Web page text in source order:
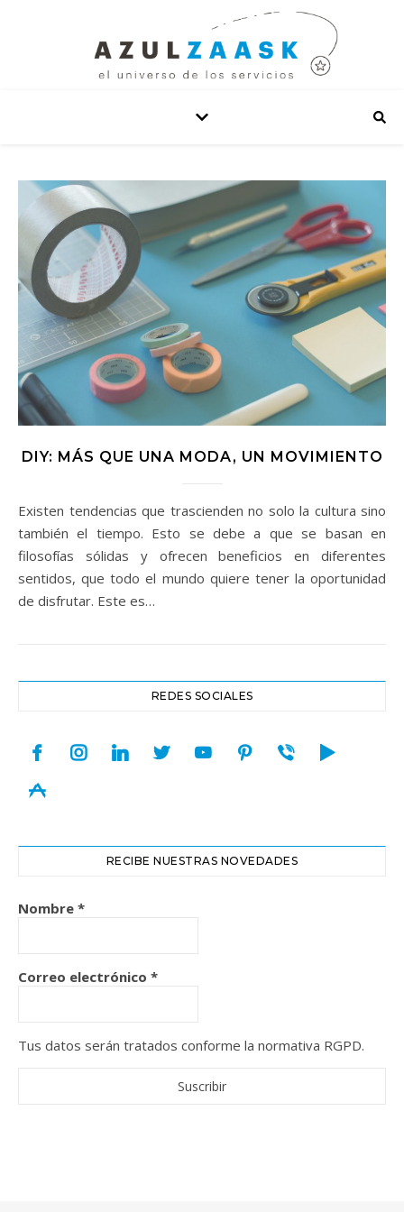
DIY: MÁS QUE UNA MODA, UN MOVIMIENTO
Existen tendencias que trascienden no solo la cultura sino
también el tiempo. Esto se debe a que se basan en
filosofías sólidas y ofrecen beneficios en diferentes
sentidos, que todo el mundo quiere tener la oportunidad
de disfrutar. Este es…
REDES SOCIALES
facebookinstagramlinkedintwitteryoutubepinterest
viber play
appstore
RECIBE NUESTRAS NOVEDADES
Nombre *
Correo electrónico *
Tus datos serán tratados conforme la normativa RGPD.